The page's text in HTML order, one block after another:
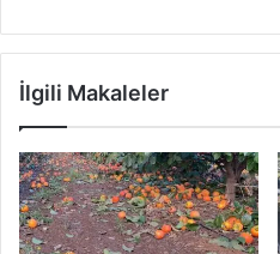
İlgili Makaleler